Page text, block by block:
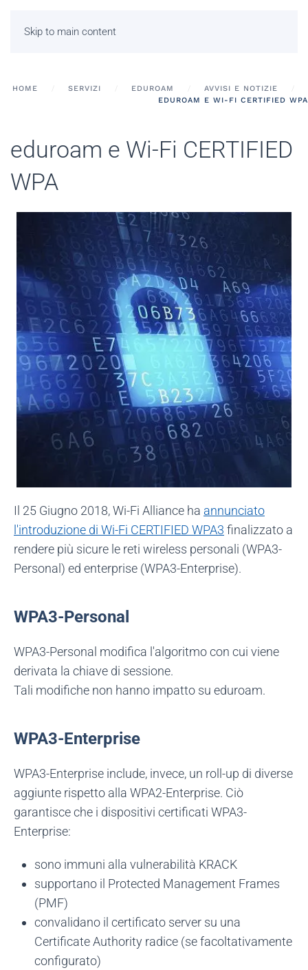
Skip to main content
HOME SERVIZI EDUROAM
AVVISI E NOTIZIE
EDUROAM E WI-FI CERTIFIED WPA
eduroam e Wi-Fi CERTIFIED
WPA
Il 25 Giugno 2018, Wi-Fi Alliance ha annunciato
l'introduzione di Wi-Fi CERTIFIED WPA3 finalizzato a
rendere più sicure le reti wireless personali (WPA3-
Personal) ed enterprise (WPA3-Enterprise).
WPA3-Personal
WPA3-Personal modifica l'algoritmo con cui viene
derivata la chiave di sessione.
Tali modifiche non hanno impatto su eduroam.
WPA3-Enterprise
WPA3-Enterprise include, invece, un roll-up di diverse
aggiunte rispetto alla WPA2-Enterprise. Ciò
garantisce che i dispositivi certificati WPA3-
Enterprise:
sono immuni alla vulnerabilità KRACK
supportano il Protected Management Frames
(PMF)
convalidano il certificato server su una
Certificate Authority radice (se facoltativamente
configurato)